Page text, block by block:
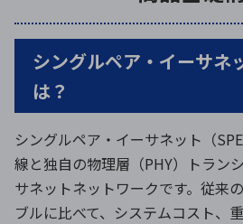
シングルペア・イーサネ
は？
シングルペア・イーサネット（
線と独自の物理層（PHY）トラン
サネットネットワークです。従来
ブルに比べて、システムコスト、